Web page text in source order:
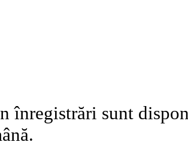
înregistrări sunt